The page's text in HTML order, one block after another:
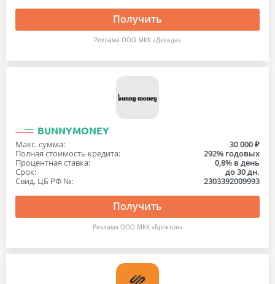
Получить
Реклама ООО МКК «Декада»
BUNNYMONEY
Макс. сумма:
30 000 ₽
Полная стоимость кредита:
292% годовых
Процентная ставка:
0,8% в день
Срок:
до 30 дн.
Свид. ЦБ РФ №:
2303392009993
Получить
Реклама ООО МКК «Броктон»